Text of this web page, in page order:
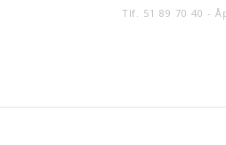
Tlf. 51 89 70 40 -